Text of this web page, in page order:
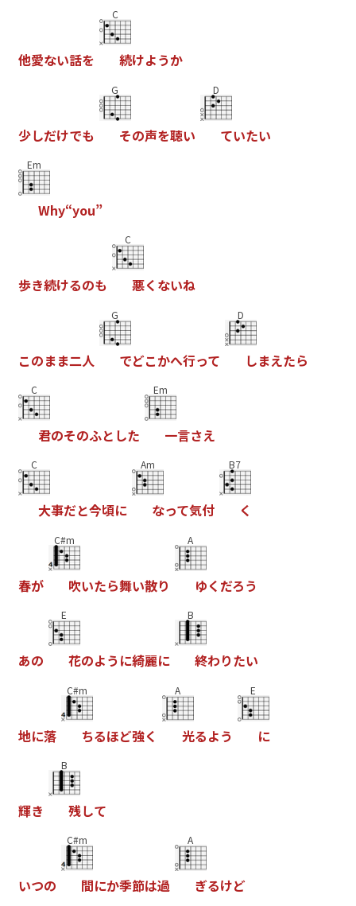
他愛ない話を
C
続けようか
少しだけでも
G
その声を聴い
D
ていたい
Em
Why“you”
歩き続けるのも
C
悪く ないね
このまま二人
G
でどこかへ行って
D
しまえたら
C
君のそのふと した
Em
一言さえ
C
大事だと今頃に
Am
なって気付
B7
く
春が
C#m
吹いたら舞い散り
A
ゆく だろう
あの
E
花のよう に綺麗に
B
終わりたい
地に落
C#m
ちるほど強く
A
光るよう
E
に
輝き
B
残して
いつの
C#m
間にか季節は過
A
ぎるけど